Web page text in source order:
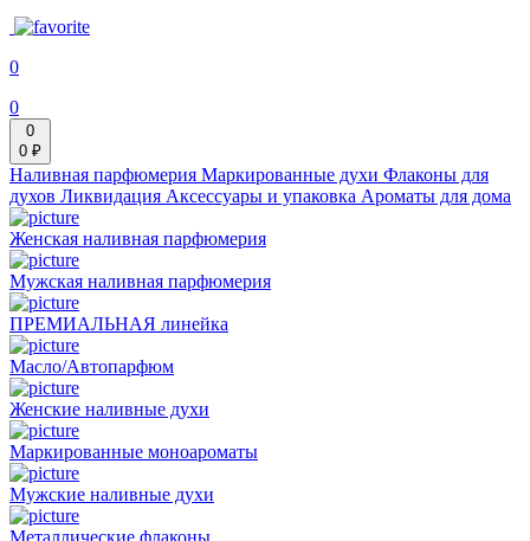
0
0
0
0 ₽
Наливная парфюмерия Маркированные духи Флаконы для
духов Ликвидация Аксессуары и упаковка Ароматы для дома
Женская наливная парфюмерия
Мужская наливная парфюмерия
ПРЕМИАЛЬНАЯ линейка
Масло/Автопарфюм
Женские наливные духи
Маркированные моноароматы
Мужские наливные духи
Металлические флаконы